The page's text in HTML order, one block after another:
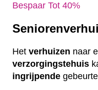
Bespaar Tot 40%
Het verhuizen naar
verzorgingstehuis
ingrijpende